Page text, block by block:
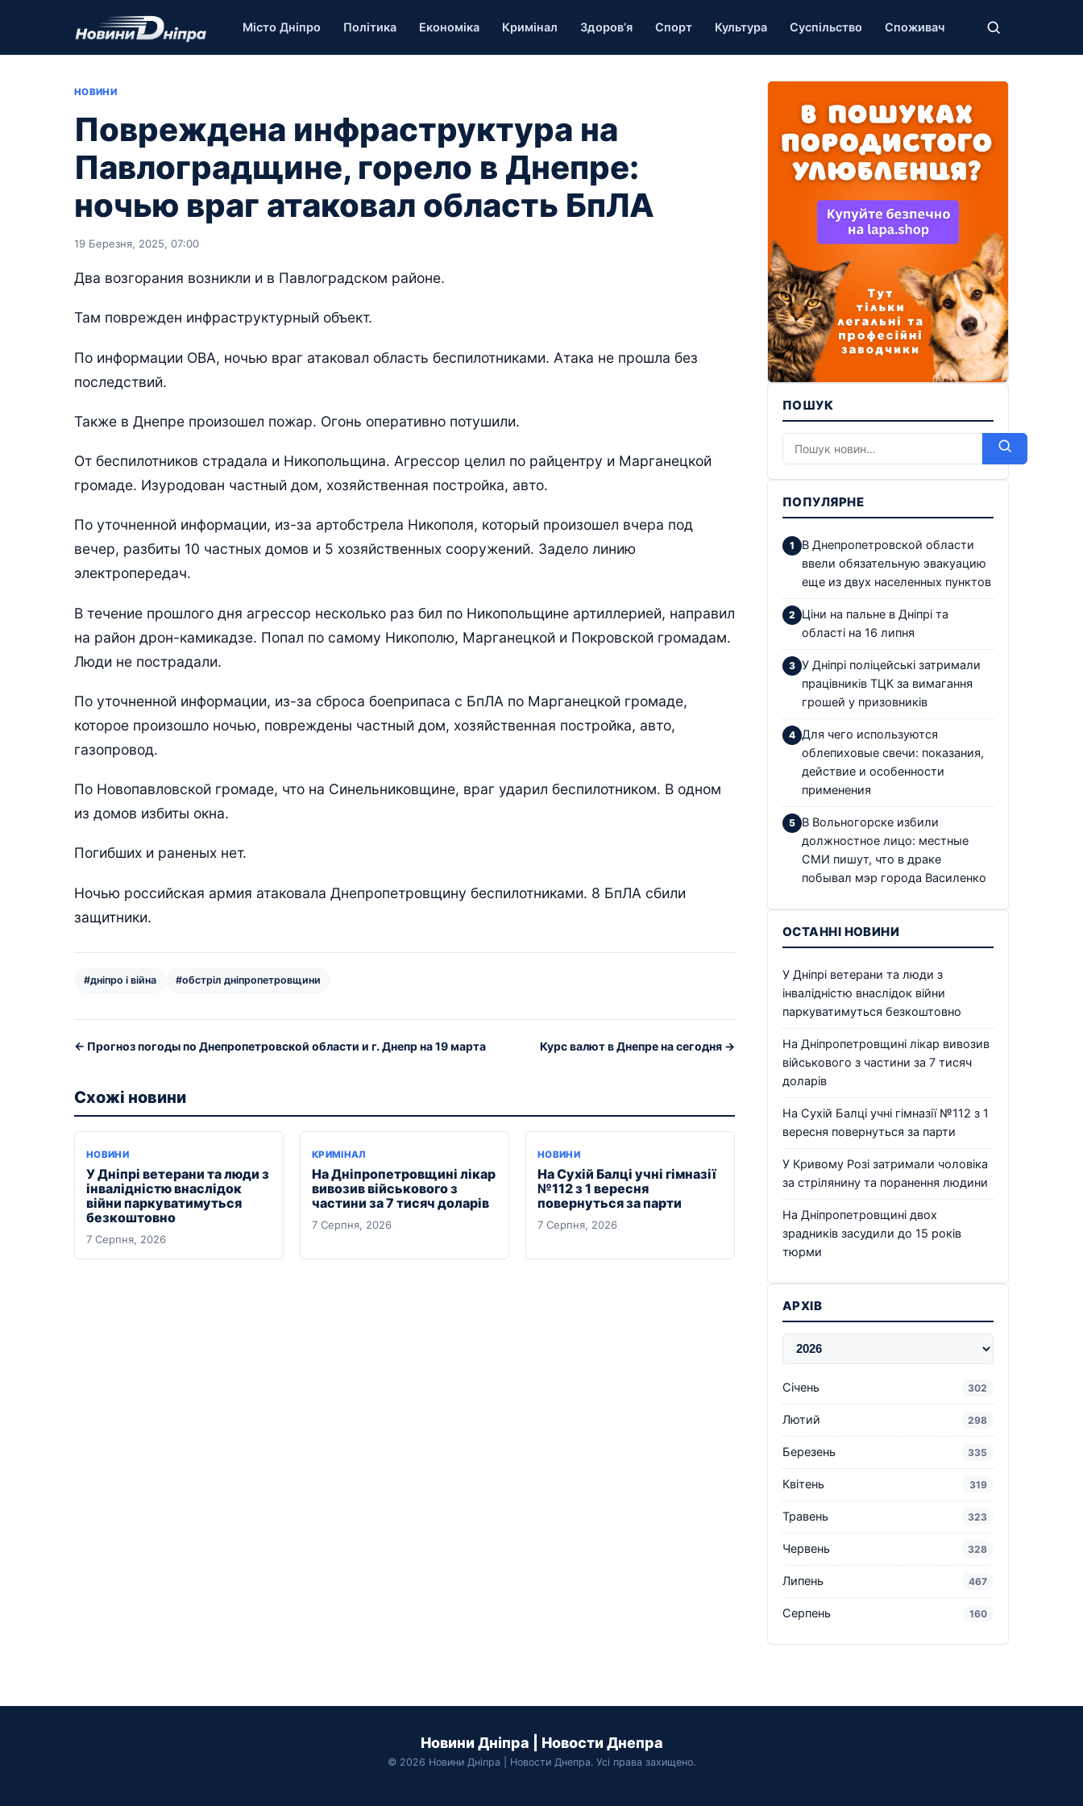
Місто Дніпро Політика Економіка Кримінал Здоров’я Спорт Культура Суспільство Споживач
НОВИНИ
Повреждена инфраструктура на
Павлоградщине, горело в Днепре:
ночью враг атаковал область БпЛА
19 Березня, 2025, 07:00
Два возгорания возникли и в Павлоградском районе.
Там поврежден инфраструктурный объект.
По информации ОВА, ночью враг атаковал область беспилотниками. Атака не прошла без
последствий.
Также в Днепре произошел пожар. Огонь оперативно потушили.
От беспилотников страдала и Никопольщина. Агрессор целил по райцентру и Марганецкой
громаде. Изуродован частный дом, хозяйственная постройка, авто.
По уточненной информации, из-за артобстрела Никополя, который произошел вчера под
вечер, разбиты 10 частных домов и 5 хозяйственных сооружений. Задело линию
электропередач.
В течение прошлого дня агрессор несколько раз бил по Никопольщине артиллерией, направил
на район дрон-камикадзе. Попал по самому Никополю, Марганецкой и Покровской громадам.
Люди не пострадали.
По уточненной информации, из-за сброса боеприпаса с БпЛА по Марганецкой громаде,
которое произошло ночью, повреждены частный дом, хозяйственная постройка, авто,
газопровод.
По Новопавловской громаде, что на Синельниковщине, враг ударил беспилотником. В одном
из домов избиты окна.
Погибших и раненых нет.
Ночью российская армия атаковала Днепропетровщину беспилотниками. 8 БпЛА сбили
защитники.
#дніпро і війна #обстріл дніпропетровщини
← Прогноз погоды по Днепропетровской области и г. Днепр на 19 марта Курс валют в Днепре на сегодня →
Схожі новини
НОВИНИ
У Дніпрі ветерани та люди з
інвалідністю внаслідок
війни паркуватимуться
безкоштовно
7 Серпня, 2026
КРИМІНАЛ
На Дніпропетровщині лікар
вивозив військового з
частини за 7 тисяч доларів
7 Серпня, 2026
НОВИНИ
На Сухій Балці учні гімназії
№112 з 1 вересня
повернуться за парти
7 Серпня, 2026
ПОШУК
ПОПУЛЯРНЕ
В Днепропетровской области
ввели обязательную эвакуацию
еще из двух населенных пунктов
Ціни на пальне в Дніпрі та
області на 16 липня
У Дніпрі поліцейські затримали
працівників ТЦК за вимагання
грошей у призовників
Для чего используются
облепиховые свечи: показания,
действие и особенности
применения
В Вольногорске избили
должностное лицо: местные
СМИ пишут, что в драке
побывал мэр города Василенко
ОСТАННІ НОВИНИ
У Дніпрі ветерани та люди з
інвалідністю внаслідок війни
паркуватимуться безкоштовно
На Дніпропетровщині лікар вивозив
військового з частини за 7 тисяч
доларів
На Сухій Балці учні гімназії №112 з 1
вересня повернуться за парти
У Кривому Розі затримали чоловіка
за стрілянину та поранення людини
На Дніпропетровщині двох
зрадників засудили до 15 років
тюрми
АРХІВ
Січень 302
Лютий 298
Березень 335
Квітень 319
Травень 323
Червень 328
Липень 467
Серпень 160
Новини Дніпра | Новости Днепра
© 2026 Новини Дніпра | Новости Днепра. Усі права захищено.